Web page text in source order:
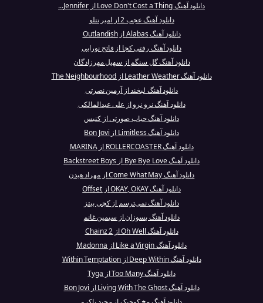
دانلود آهنگ Love Don't Cost a Thing از Jennifer...
دانلود آهنگ عجب 2 از امیر تتلو
دانلود آهنگ Alabas از Outlandish
دانلود آهنگ رفتی کجا از فاتح نورایی
دانلود آهنگ گل سنگم از سهیل مهرزادگان
دانلود آهنگ Leather Weather از The Neighbourhood
دانلود آهنگ لبخند از آرمین نصرتی
دانلود آهنگ نرو نرو از علی عبدالمالکی
دانلود آهنگ حباب صورتی از کنیس
دانلود آهنگ Limitless از Bon Jovi
دانلود آهنگ ROLLERCOASTER از MARINA
دانلود آهنگ Bye Bye Love از Backstreet Boys
دانلود آهنگ Come What May از مهراد هیدن
دانلود آهنگ OKAY, OKAY از Offset
دانلود آهنگ نمی‌ترسم از کچی بیتز
دانلود آهنگ بسوزان از سیمین غانم
دانلود آهنگ Oh Well از 2 Chainz
دانلود آهنگ Like a Virgin از Madonna
دانلود آهنگ Deep Within از Within Temptation
دانلود آهنگ Too Many از Tyga
دانلود آهنگ Living With The Ghost از Bon Jovi